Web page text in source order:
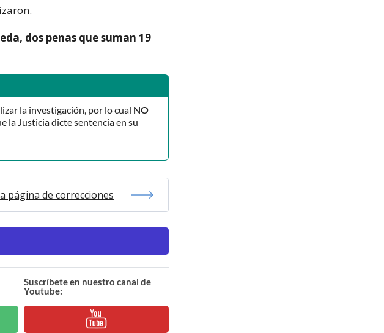
dos penas que suman 19
la investigación, por lo cual NO
la Justicia dicte sentencia en su
página de correcciones
Suscríbete en nuestro canal de
Youtube: